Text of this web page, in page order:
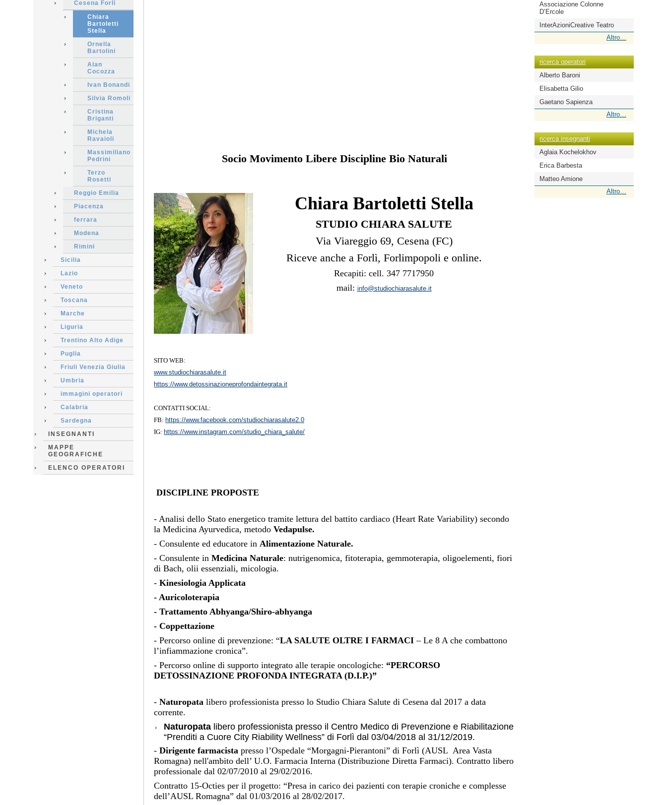
Cesena Forlì
Chiara
Bartoletti
Stella
Ornella
Bartolini
Alan
Cocozza
Ivan Bonandi
Silvia Romoli
Cristina
Briganti
Michela
Ravaioli
Massimiliano
Pedrini
Terzo
Rosetti
Reggio Emilia
Piacenza
ferrara
Modena
Rimini
Sicilia
Lazio
Veneto
Toscana
Marche
Liguria
Trentino Alto Adige
Puglia
Friuli Venezia Giulia
Umbria
immagini operatori
Calabria
Sardegna
INSEGNANTI
MAPPE
GEOGRAFICHE
ELENCO OPERATORI
Socio Movimento Libere Discipline Bio Naturali
Chiara Bartoletti Stella
STUDIO CHIARA SALUTE
Via Viareggio 69, Cesena (FC)
Riceve anche a Forlì, Forlimpopoli e online.
Recapiti: cell. 347 7717950
mail: info@studiochiarasalute.it
SITO WEB:
www.studiochiarasalute.it
https://www.detossinazioneprofondaintegrata.it
CONTATTI SOCIAL:
FB: https://www.facebook.com/studiochiarasalute2.0
IG: https://www.instagram.com/studio_chiara_salute/
DISCIPLINE PROPOSTE
- Analisi dello Stato energetico tramite lettura del battito cardiaco (Heart Rate Variability) secondo
la Medicina Ayurvedica, metodo Vedapulse.
- Consulente ed educatore in Alimentazione Naturale.
- Consulente in Medicina Naturale: nutrigenomica, fitoterapia, gemmoterapia, oligoelementi, fiori
di Bach, olii essenziali, micologia.
- Kinesiologia Applicata
- Auricoloterapia
- Trattamento Abhyanga/Shiro-abhyanga
- Coppettazione
- Percorso online di prevenzione: “LA SALUTE OLTRE I FARMACI– Le 8 A che combattono
l’infiammazione cronica”.
- Percorso online di supporto integrato alle terapie oncologiche: “PERCORSO
DETOSSINAZIONE PROFONDA INTEGRATA (D.I.P.)”
- Naturopata libero professionista presso lo Studio Chiara Salute di Cesena dal 2017 a data
corrente.
Naturopata libero professionista presso il Centro Medico di Prevenzione e Riabilitazione
“Prenditi a Cuore City Riability Wellness” di Forlì dal 03/04/2018 al 31/12/2019.
- Dirigente farmacista presso l’Ospedale “Morgagni-Pierantoni” di Forlì (AUSL Area Vasta
Romagna) nell'ambito dell’ U.O. Farmacia Interna (Distribuzione Diretta Farmaci). Contratto libero
professionale dal 02/07/2010 al 29/02/2016.
Contratto 15-Octies per il progetto: “Presa in carico dei pazienti con terapie croniche e complesse
dell’AUSL Romagna” dal 01/03/2016 al 28/02/2017.
Associazione Colonne
D’Ercole
InterAzioniCreative Teatro
scuole
-
Altro…
ricerca operatori
Alberto Baroni
Elisabetta Gilio
Gaetano Sapienza
operatori
-
Altro…
ricerca insegnanti
Aglaia Kochelokhov
Erica Barbesta
Matteo Amione
insegnanti
Altro…